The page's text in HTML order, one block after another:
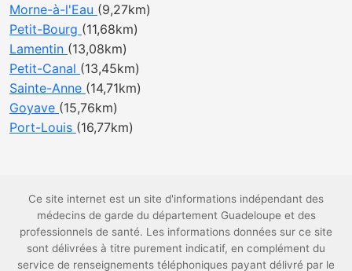
Morne-à-l'Eau (9,27km)
Petit-Bourg (11,68km)
Lamentin (13,08km)
Petit-Canal (13,45km)
Sainte-Anne (14,71km)
Goyave (15,76km)
Port-Louis (16,77km)
Ce site internet est un site d'informations indépendant des
médecins de garde du département Guadeloupe et des
professionnels de santé. Les informations données sur ce site
sont délivrées à titre purement indicatif, en complément du
service de renseignements téléphoniques payant délivré par le